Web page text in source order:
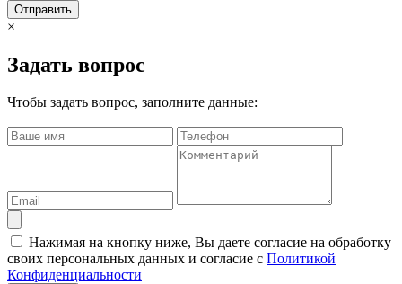
Отправить
×
Задать вопрос
Чтобы задать вопрос, заполните данные:
Нажимая на кнопку ниже, Вы даете согласие на обработку
своих персональных данных и согласие с Политикой
Конфиденциальности